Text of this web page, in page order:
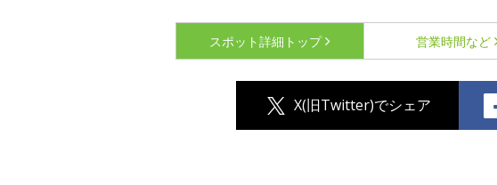
スポット詳細 トップ 営業時間など
X(旧Twitter)でシェア